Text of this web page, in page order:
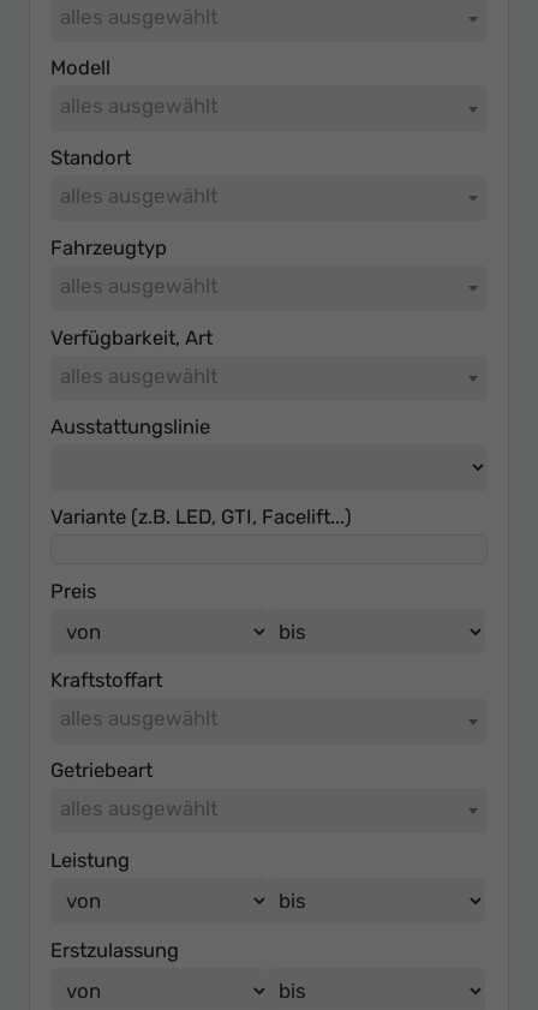
alles ausgewählt
Modell
alles ausgewählt
Standort
alles ausgewählt
Fahrzeugtyp
alles ausgewählt
Verfügbarkeit, Art
alles ausgewählt
Ausstattungslinie
Variante (z.B. LED, GTI, Facelift...)
Preis
Kraftstoffart
alles ausgewählt
Getriebeart
alles ausgewählt
Leistung
Erstzulassung